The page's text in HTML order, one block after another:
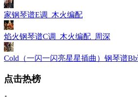
家钢琴谱E调_木火编配
焰火钢琴谱C调_木火编配_周深
Cold（一闪一闪亮星星插曲）钢琴谱
点击热榜